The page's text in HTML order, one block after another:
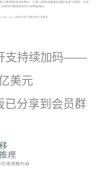
支持续加码——
美元
已分享到会员群